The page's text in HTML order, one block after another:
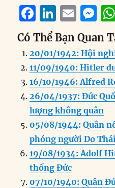
F
a
c
e
b
o
o
k
Li
n
k
e
d
I
n
E
m
ai
l
M
e
ss
e
n
g
er
Có Thể Bạn Quan
20/01/1942: Hội
11/09/1940: Hitler
16/10/1946: Alfred
26/04/1937: Đức
lượng không quân
05/08/1944: Quân
phóng người Do
19/08/1934: Adolf
thống Đức
07/10/1940: Quân